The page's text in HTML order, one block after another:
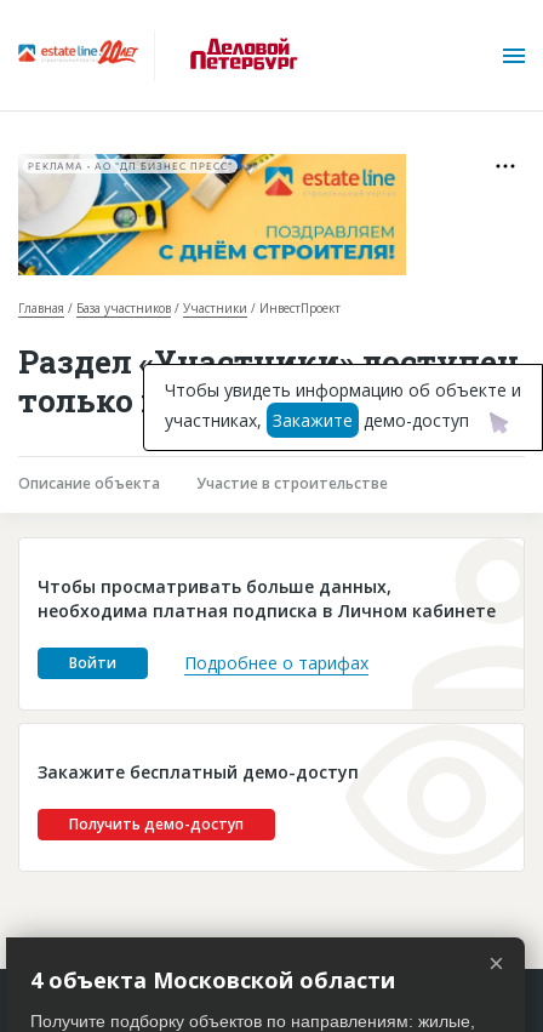
Горячие объекты
База строящихся объектов
Инвестпроекты
Глоссарий
Платные услуги
Пресс-релизы
РЕКЛАМА • АО "ДП БИЗНЕС ПРЕСС"
Главная База участников Участники ИнвестПроект
Раздел «Участники» доступен
только подписчикам
Описание объекта Участие в строительстве
Чтобы просматривать больше данных,
необходима платная подписка в Личном кабинете
Войти Подробнее о тарифах
Закажите бесплатный демо-доступ
Получить демо-доступ
Чтобы увидеть информацию об объекте и
участниках, Закажите демо-доступ
×
4 объекта Московской области
Получите подборку объектов по направлениям: жилые,